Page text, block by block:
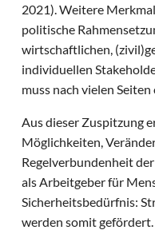
2021). Weitere
politische
wirtschaftlichen,
individuellen
muss nach vielen
Aus dieser Zuspitzung
Möglichkeiten,
Regelverbundenheit
als Arbeitgeber für
Sicherheitsbedürfnis:
werden somit